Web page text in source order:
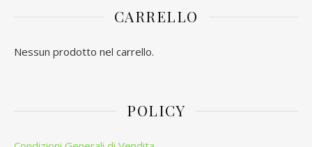
CARRELLO
Nessun prodotto nel carrello.
POLICY